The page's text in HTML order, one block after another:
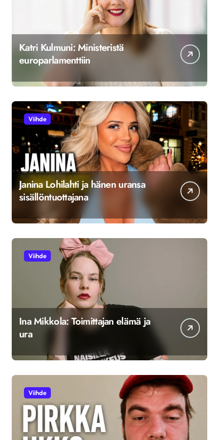
Katri Kulmuni: Ministeristä
europarlamenttiin
Viihde
Janina Lohilahti ja hänen uransa
sisällöntuottajana
Viihde
Ina Mikkola: Toimittajan elämä ja
ura
Viihde